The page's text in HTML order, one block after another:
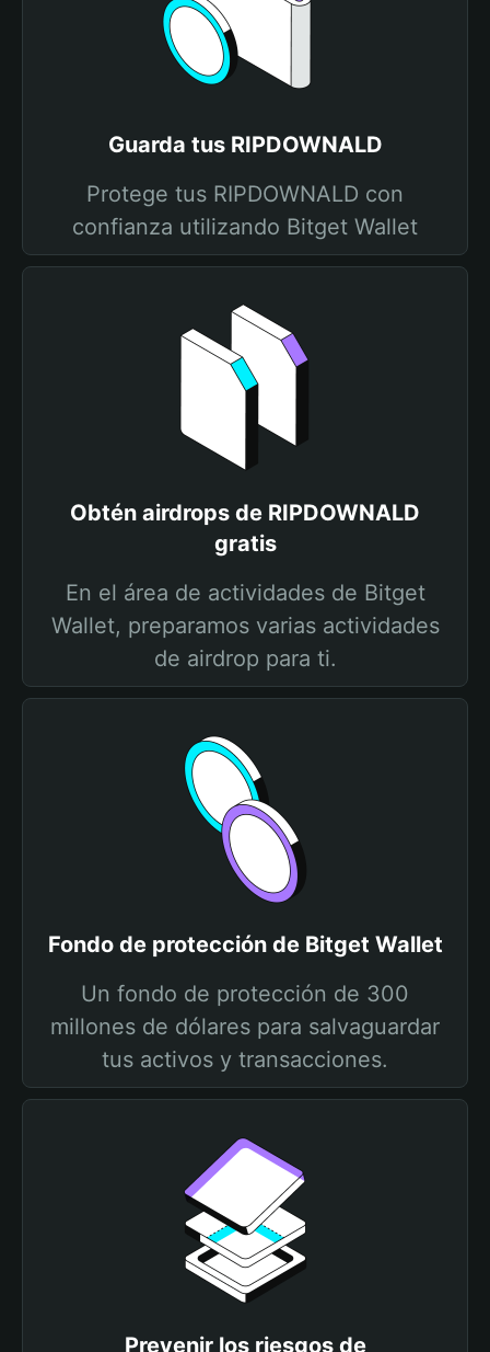
Guarda tus RIPDOWNALD
Protege tus RIPDOWNALD con
confianza utilizando Bitget Wallet
Obtén airdrops de RIPDOWNALD
gratis
En el área de actividades de Bitget
Wallet, preparamos varias actividades
de airdrop para ti.
Fondo de protección de Bitget Wallet
Un fondo de protección de 300
millones de dólares para salvaguardar
tus activos y transacciones.
Prevenir los riesgos de